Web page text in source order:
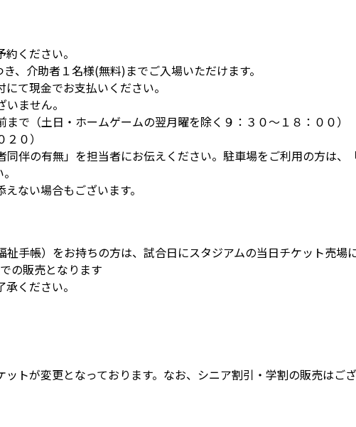
ください。
、介助者１名様(無料)までご入場いただけます。
て現金でお支払いください。
ません。
で（土日・ホームゲームの翌月曜を除く９：３０～１８：００）
０）
伴の有無」を担当者にお伝えください。駐車場をご利用の方は
ない場合もございます。
手帳）をお持ちの方は、試合日にスタジアムの当日チケット売場
の販売となります
ください。
トが変更となっております。なお、シニア割引・学割の販売はござ